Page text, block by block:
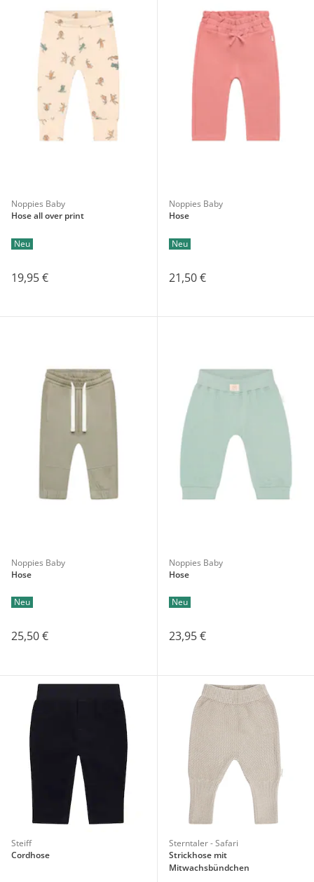
Noppies Baby
Hose all over print
Neu
19,95 €
Noppies Baby
Hose
Neu
21,50 €
Noppies Baby
Hose
Neu
25,50 €
Noppies Baby
Hose
Neu
23,95 €
Steiff
Cordhose
Sterntaler - Safari
Strickhose mit
Mitwachsbündchen